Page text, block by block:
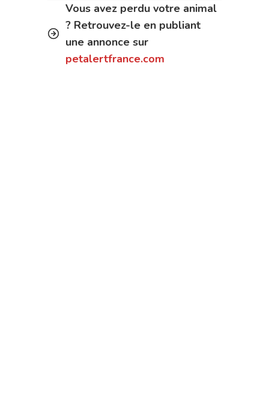
Vous avez perdu votre animal
? Retrouvez-le en publiant
une annonce sur
petalertfrance.com